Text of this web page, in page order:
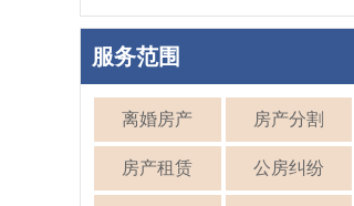
服务范围
离婚房产 房产分割
房产租赁 公房纠纷